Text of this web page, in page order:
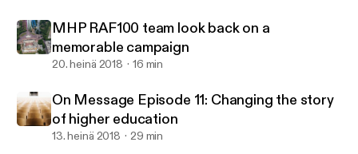
MHP RAF100 team look back on a
memorable campaign
20. heinä 2018 16 min
On Message Episode 11: Changing the story
of higher education
13. heinä 2018 29 min